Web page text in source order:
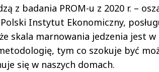
z badania PROM-u z 2020 r. –
Instytut Ekonomiczny,
skala marnowania jedzenia jest w
tym co szokuje być
się w naszych domach.